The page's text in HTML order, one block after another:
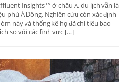
Insights™ ở châu Á, du lịch vẫn là
phú Á Đông. Nghiên cứu còn xác định
này và thống kê họ đã chi tiêu bao
so với các lĩnh vực […]